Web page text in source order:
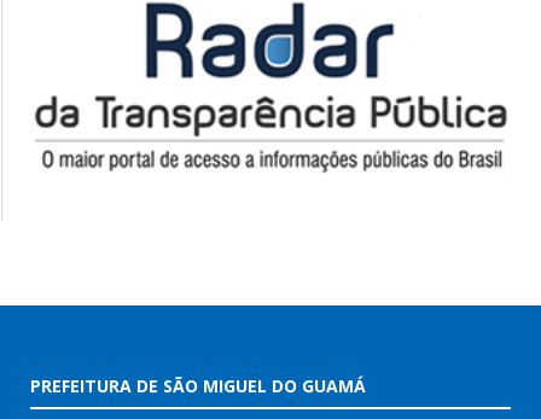
PREFEITURA DE SÃO MIGUEL DO GUAMÁ